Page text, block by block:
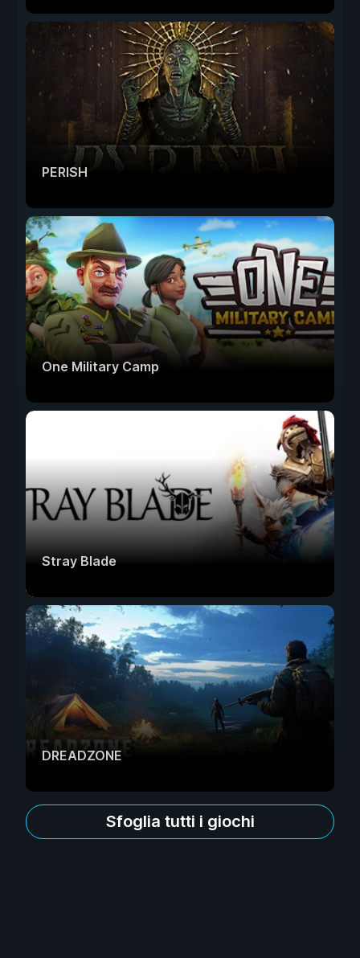
PERISH
One Military Camp
Stray Blade
DREADZONE
Sfoglia tutti i giochi